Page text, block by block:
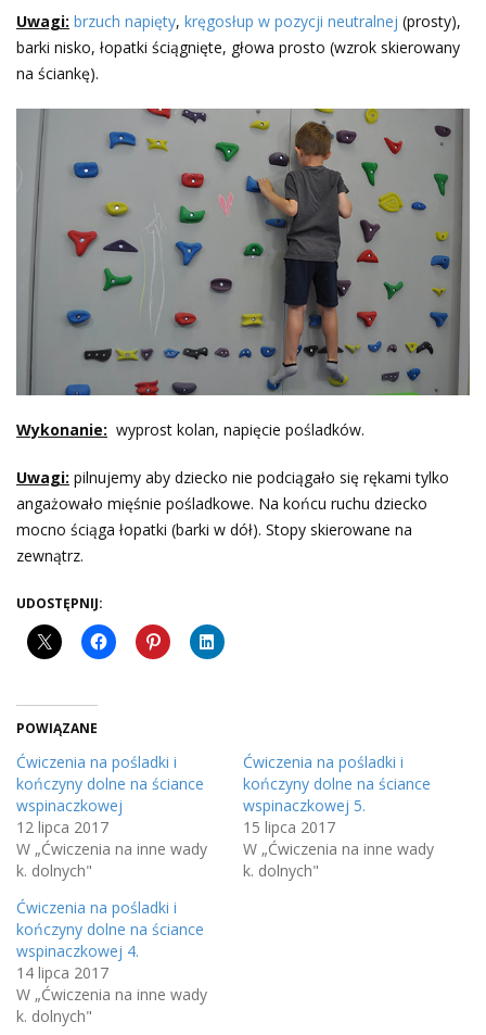
Uwagi: brzuch napięty, kręgosłup w pozycji neutralnej (prosty),
barki nisko, łopatki ściągnięte, głowa prosto (wzrok skierowany
na ściankę).
Wykonanie: wyprost kolan, napięcie pośladków.
Uwagi: pilnujemy aby dziecko nie podciągało się rękami tylko
angażowało mięśnie pośladkowe. Na końcu ruchu dziecko
mocno ściąga łopatki (barki w dół). Stopy skierowane na
zewnątrz.
UDOSTĘPNIJ:
POWIĄZANE
Ćwiczenia na pośladki i
kończyny dolne na ściance
wspinaczkowej
12 lipca 2017
W „Ćwiczenia na inne wady
k. dolnych"
Ćwiczenia na pośladki i
kończyny dolne na ściance
wspinaczkowej 5.
15 lipca 2017
W „Ćwiczenia na inne wady
k. dolnych"
Ćwiczenia na pośladki i
kończyny dolne na ściance
wspinaczkowej 4.
14 lipca 2017
W „Ćwiczenia na inne wady
k. dolnych"